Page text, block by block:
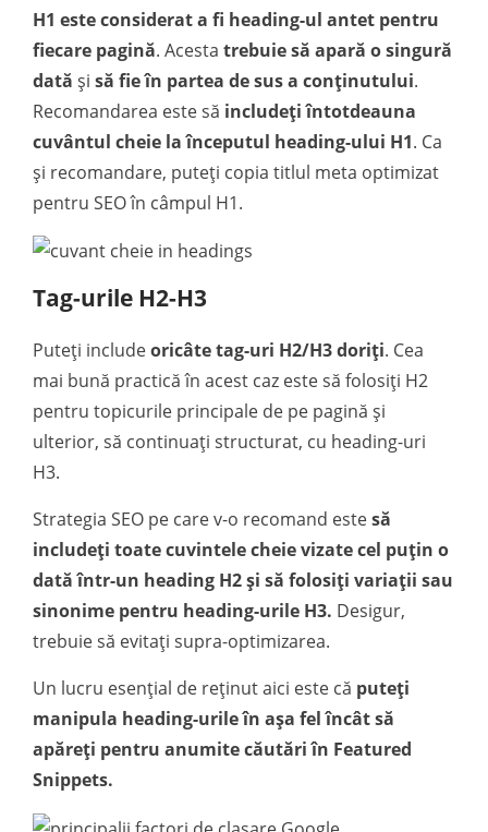
H1 este considerat a fi heading-ul antet pentru
fiecare pagină. Acesta trebuie să apară o singură
dată și să fie în partea de sus a conținutului.
Recomandarea este să includeți întotdeauna
cuvântul cheie la începutul heading-ului H1. Ca
și recomandare, puteți copia titlul meta optimizat
pentru SEO în câmpul H1.
Tag-urile H2-H3
Puteți includeoricâte tag-uri H2/H3 doriți. Cea
mai bună practică în acest caz este să folosiți H2
pentru topicurile principale de pe pagină și
ulterior, să continuați structurat, cu heading-uri
H3.
Strategia SEO pe care v-o recomand estesă
includeți toate cuvintele cheie vizate cel puțin o
dată într-un heading H2 și să folosiți variații sau
sinonime pentru heading-urile H3. Desigur,
trebuie să evitați supra-optimizarea.
Un lucru esențial de reținut aici este că puteți
manipula heading-urile în așa fel încât să
apăreți pentru anumite căutări în Featured
Snippets.